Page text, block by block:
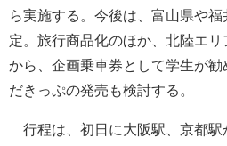
ら実施する。今後は、富山県や
定。旅行商品化のほか、北陸エ
から、企画乗車券として学生が
だきっぷの発売も検討する。
行程は、初日に大阪駅、京都駅